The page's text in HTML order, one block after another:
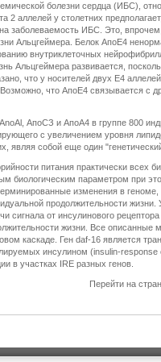
болезни сердца (ИБС),
2 аллелей у столетних
заболеваемость ИБС. Это,
Альцгеймера. Белок АпоЕ4
внутриклеточных
Альцгеймера развивается,
что у носителей двух Е4
что АпоЕ4 связывается с
АпоСЗ и АпоА4 в группе 800
с увеличением уровня
являя собой еще один
питания практически всех
биологическим параметром при
изменения в
продолжительности
сигнала от инсулинового
жизни. Все описанные
каскаде. Ген daf-16 является
инсулином (insulin-
в участках IRE разных генов.
Перейти на